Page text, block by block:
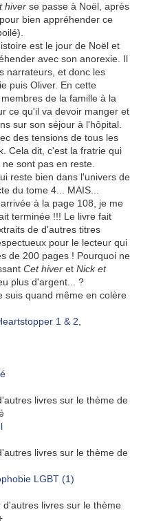
hiver se passe à Noël, après
bien appréhender ce
est le jour de Noël et
avec son anorexie. Il
narrateurs, et donc les
puis Oliver. En cette
de la famille à la
ce qu'il va devoir manger et
sur son séjour à l'hôpital.
des tensions de tous les
Cela dit, c'est la fratrie qui
sont pas en reste.
reste bien dans l'univers de
du tome 4... MAIS...
à la page 108, je me
terminée !!! Le livre fait
de d'autres titres
pour le lecteur qui
de 200 pages ! Pourquoi ne
Cet hiver et Nick et
plus d'argent... ?
suis quand même en colère
1 & 2
livres sur le thème de
livres sur le thème de
livres sur le thème